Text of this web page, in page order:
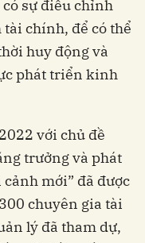
sự điều chỉnh
chính, để có thể
huy động và
phát triển kinh
với chủ đề
trưởng và phát
mới” đã được
chuyên gia tài
lý đã tham dự,